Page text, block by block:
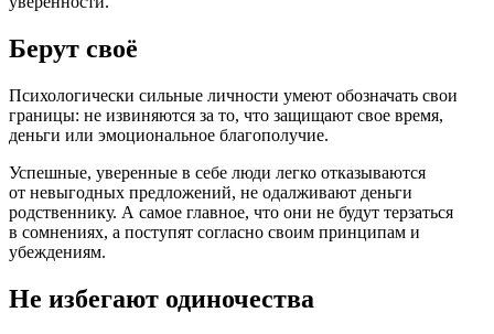
Берут своё
Психологически сильные личности умеют обозначать свои
границы: не извиняются за то, что защищают свое время,
деньги или эмоциональное благополучие.
Успешные, уверенные в себе люди легко отказываются
от невыгодных предложений, не одалживают деньги
родственнику. А самое главное, что они не будут терзаться
в сомнениях, а поступят согласно своим принципам и
убеждениям.
Не избегают одиночества